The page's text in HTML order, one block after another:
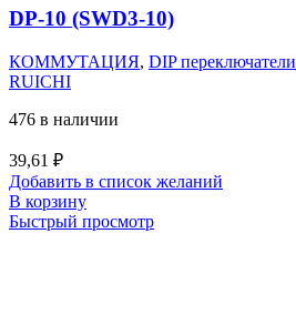
DP-10 (SWD3-10)
КОММУТАЦИЯ, DIP переключатели
RUICHI
476 в наличии
39,61 ₽
Добавить в список желаний
В корзину
Быстрый просмотр